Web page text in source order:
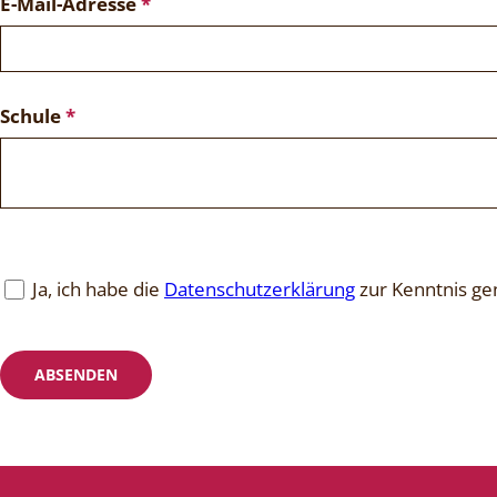
Schule*
Ja, ich habe die Datenschutzerklärung zur Kenntnis
ABSENDEN